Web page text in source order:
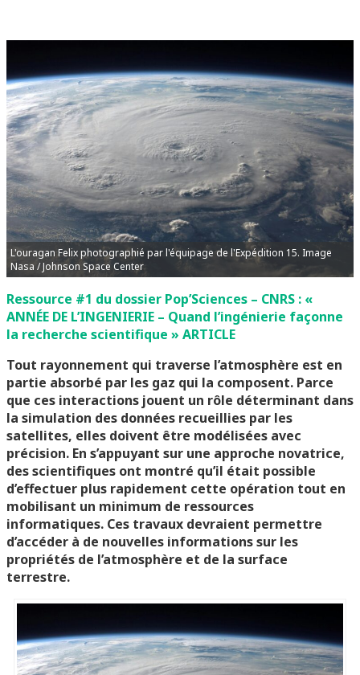
L'ouragan Felix photographié par l'équipage de l'Expédition 15. Image
Nasa / Johnson Space Center
Ressource #1 du dossier Pop’Sciences – CNRS : «
ANNÉE DE L’INGENIERIE – Quand l’ingénierie façonne
la recherche scientifique » ARTICLE
Tout rayonnement qui traverse l’atmosphère est en
partie absorbé par les gaz qui la composent. Parce
que ces interactions jouent un rôle déterminant dans
la simulation des données recueillies par les
satellites, elles doivent être modélisées avec
précision. En s’appuyant sur une approche novatrice,
des scientifiques ont montré qu’il était possible
d’effectuer plus rapidement cette opération tout en
mobilisant un minimum de ressources
informatiques. Ces travaux devraient permettre
d’accéder à de nouvelles informations sur les
propriétés de l’atmosphère et de la surface
terrestre.